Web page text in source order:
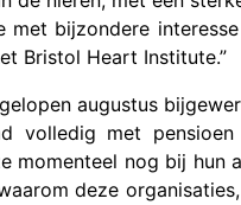
met bijzondere
Bristol Heart Institute.”
augustus
volledig met
momenteel nog bij
deze